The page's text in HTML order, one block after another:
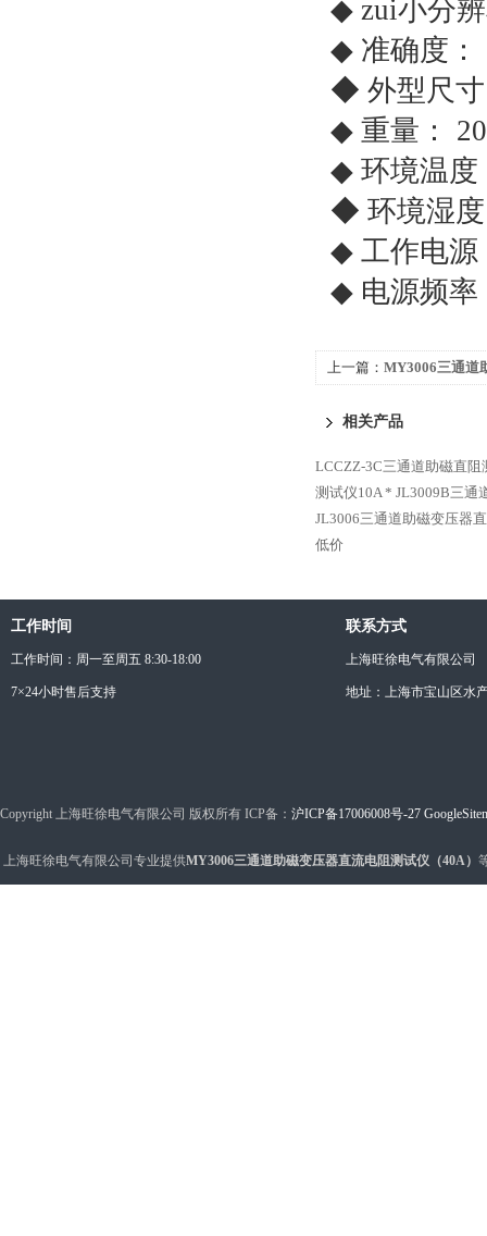
◆ zui小分
◆ 准确度：
◆ 外型尺寸
◆ 重量：
◆ 环境温
◆ 环境湿度
◆ 工作电源
◆ 电源频率
上一篇： MY3006三通道
相关产品
LCCZZ-3C三通道助磁直阻
测试仪10A * JL3009B三通
JL3006三通道助磁变压器
低价
工作时间
工作时间：周一至周五 8:30-18:00
7×24小时售后支持
联系方式
上海旺徐电气有限公司
地址：上海市宝山区水
Copyright 上海旺徐电气有限公司 版权所有 ICP备： 沪ICP备17006008号-27
上海旺徐电气有限公司专业提供MY3006三通道助磁变压器直流电阻测试仪（40A）